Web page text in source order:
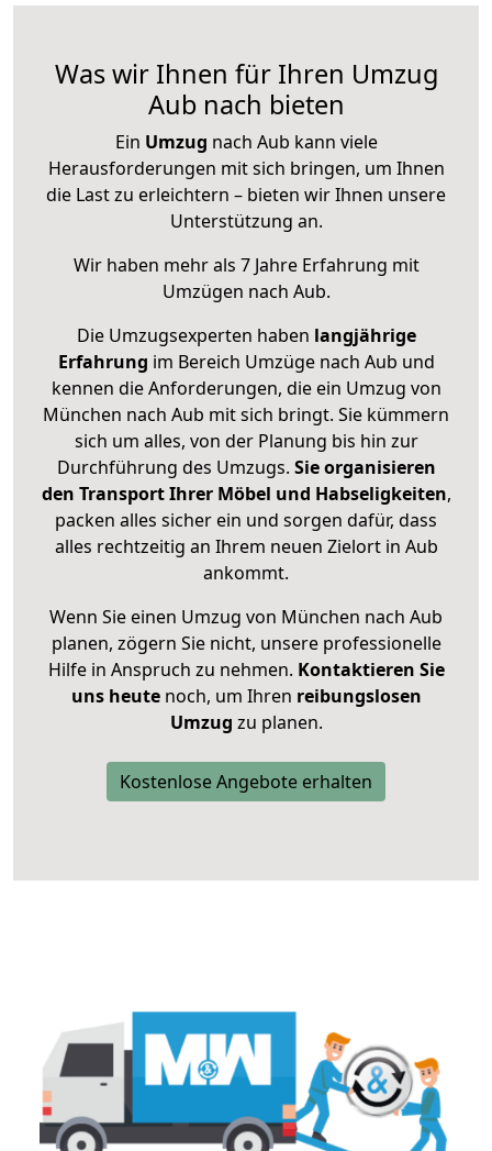
Was wir Ihnen für Ihren Umzug
Aub nach bieten
Ein Umzug nach Aub kann viele
Herausforderungen mit sich bringen, um Ihnen
die Last zu erleichtern – bieten wir Ihnen unsere
Unterstützung an.
Wir haben mehr als 7 Jahre Erfahrung mit
Umzügen nach Aub.
Die Umzugsexperten haben langjährige
Erfahrung im Bereich Umzüge nach Aub und
kennen die Anforderungen, die ein Umzug von
München nach Aub mit sich bringt. Sie kümmern
sich um alles, von der Planung bis hin zur
Durchführung des Umzugs. Sie organisieren
den Transport Ihrer Möbel und Habseligkeiten,
packen alles sicher ein und sorgen dafür, dass
alles rechtzeitig an Ihrem neuen Zielort in Aub
ankommt.
Wenn Sie einen Umzug von München nach Aub
planen, zögern Sie nicht, unsere professionelle
Hilfe in Anspruch zu nehmen. Kontaktieren Sie
uns heutenoch, um Ihren reibungslosen
Umzug zu planen.
Kostenlose Angebote erhalten